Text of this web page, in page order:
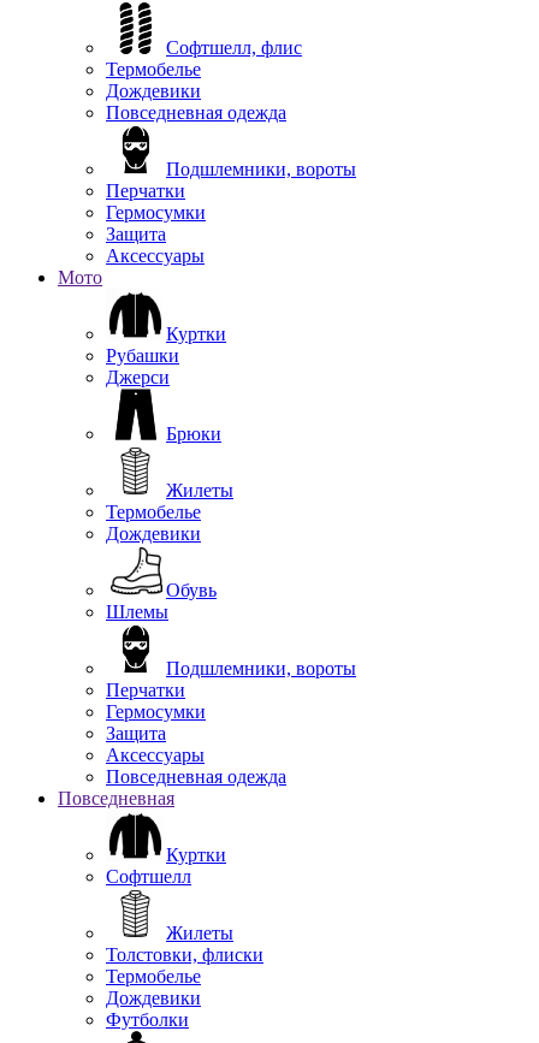
Софтшелл, флис
Термобелье
Дождевики
Повседневная одежда
Подшлемники, вороты
Перчатки
Гермосумки
Защита
Аксессуары
Мото
Куртки
Рубашки
Джерси
Брюки
Жилеты
Термобелье
Дождевики
Обувь
Шлемы
Подшлемники, вороты
Перчатки
Гермосумки
Защита
Аксессуары
Повседневная одежда
Повседневная
Куртки
Софтшелл
Жилеты
Толстовки, флиски
Термобелье
Дождевики
Футболки